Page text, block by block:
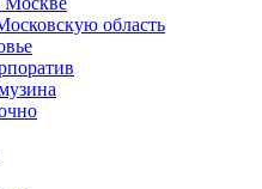
область